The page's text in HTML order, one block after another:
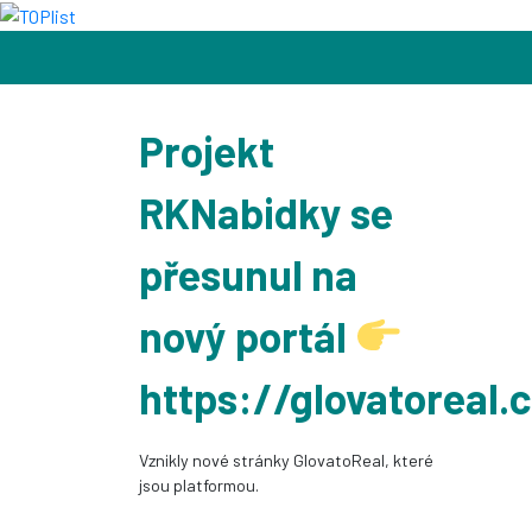
Projekt
RKNabidky se
přesunul na
nový portál
https://
Vznikly nové stránky GlovatoReal, které
jsou platformou.